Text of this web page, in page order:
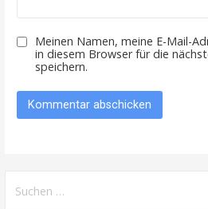
Meinen Namen, meine E-Mail-
in diesem Browser für die
speichern.
nach: